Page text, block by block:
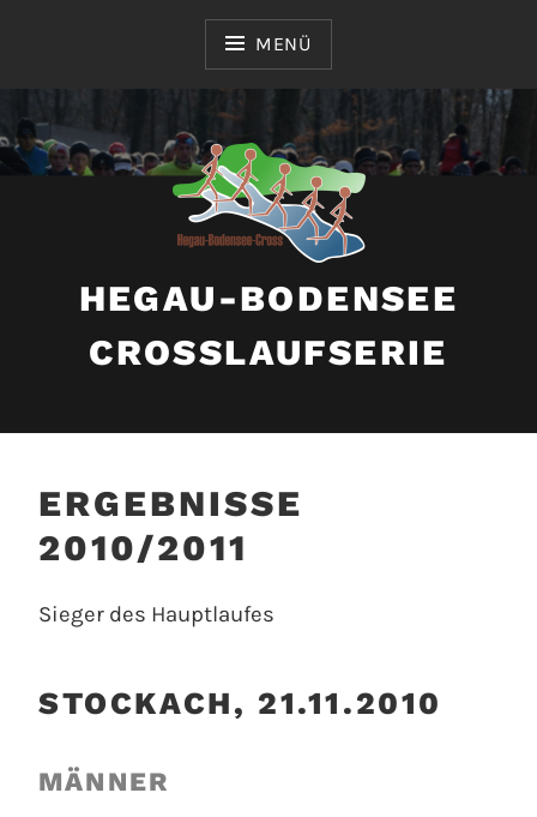
MENÜ
HEGAU-BODENSEE
CROSSLAUFSERIE
ERGEBNISSE
2010/2011
Sieger des Hauptlaufes
STOCKACH, 21.11.2010
MÄNNER